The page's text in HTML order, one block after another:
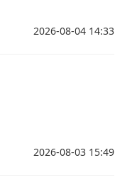
2026-08-04 14:33
2026-08-03 15:49